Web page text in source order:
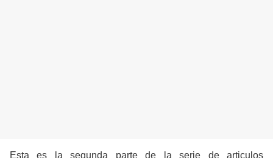
Esta es la segunda parte de la serie de articulos